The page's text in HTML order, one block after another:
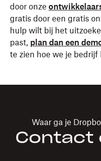
door onze
gratis door een gratis
hulp wilt bij het
past, plan dan een
te zien hoe we je
Waar ga je
Contact